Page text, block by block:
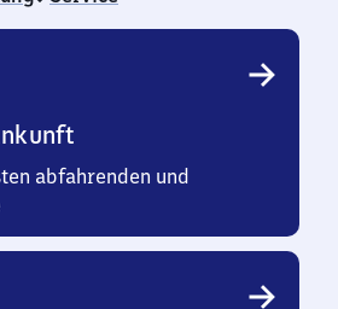
Godesberg
abfahrenden und